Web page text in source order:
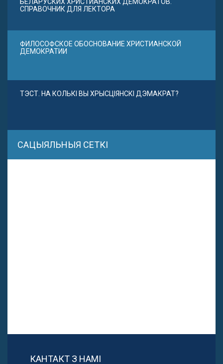
СПРАВОЧНИК ДЛЯ ЛЕКТОРА
ФИЛОСОФСКОЕ ОБОСНОВАНИЕ ХРИСТИАНСКОЙ
ДЕМОКРАТИИ
ТЭСТ. НА КОЛЬКІ ВЫ ХРЫСЦІЯНСКІ ДЭМАКРАТ?
САЦЫЯЛЬНЫЯ СЕТКІ
КАНТАКТ З НАМІ